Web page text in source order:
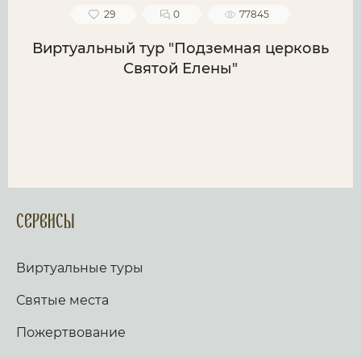
29 0 77845
Виртуальный тур "Подземная церковь
Святой Елены"
Сервисы
Виртуальные туры
Святые места
Пожертвование